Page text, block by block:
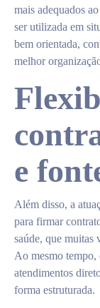
mais adequados
ser utilizada em
bem orientada,
melhor
e
Além disso, a
para firmar
saúde, que muitas
Ao mesmo tempo,
atendimentos
forma estruturada.